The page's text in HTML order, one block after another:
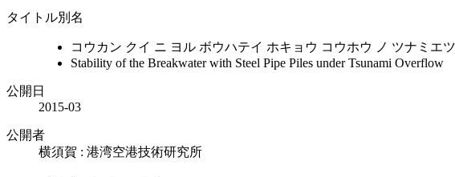
タイトル別名
コウカン クイ ニ ヨル ボウハテイ ホキョウ コウホウ ノ ツナミエ
Stability of the Breakwater with Steel Pipe Piles under Tsunami Overflow
公開日
2015-03
公開者
横須賀 : 港湾空港技術研究所